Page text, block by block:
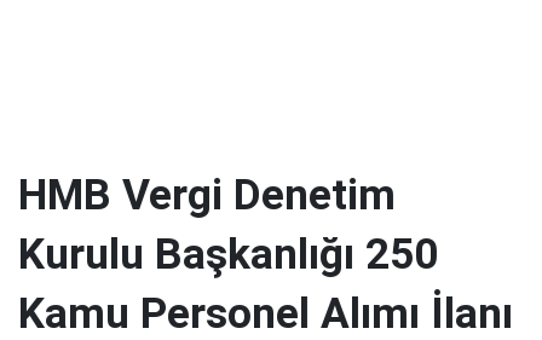
HMB Vergi Denetim
Kurulu Başkanlığı 250
Kamu Personel Alımı İlanı